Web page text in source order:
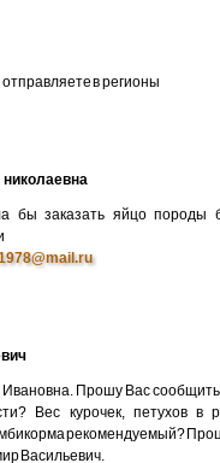
в регионы
бы заказать яйцо
Прошу Вас
Вес курочек, петухов в
рекомендуемый?
Васильевич.